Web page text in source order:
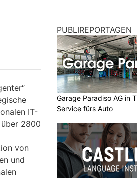
IT-
2800
von
und
PUBLIREPORTAGEN
Garage Paradiso AG in
Service fürs Auto